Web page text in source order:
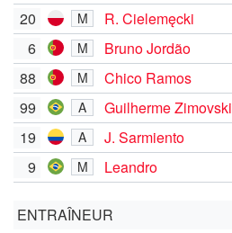
20
M
R. Cielemęcki
6
M Bruno Jordão
88 M
Chico Ramos
99
A
Guilherme Zimovski
19
A J. Sarmiento
9 M Leandro
ENTRAÎNEUR